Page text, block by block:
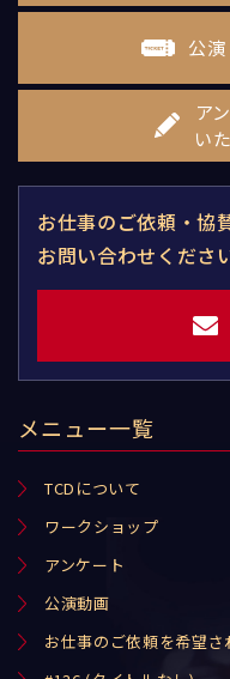
公
ア
い
お仕事のご依頼・協
お問い合わせください
メニュー一覧
TCDについて
ワークショップ
アンケート
公演動画
お仕事のご依頼を希望さ